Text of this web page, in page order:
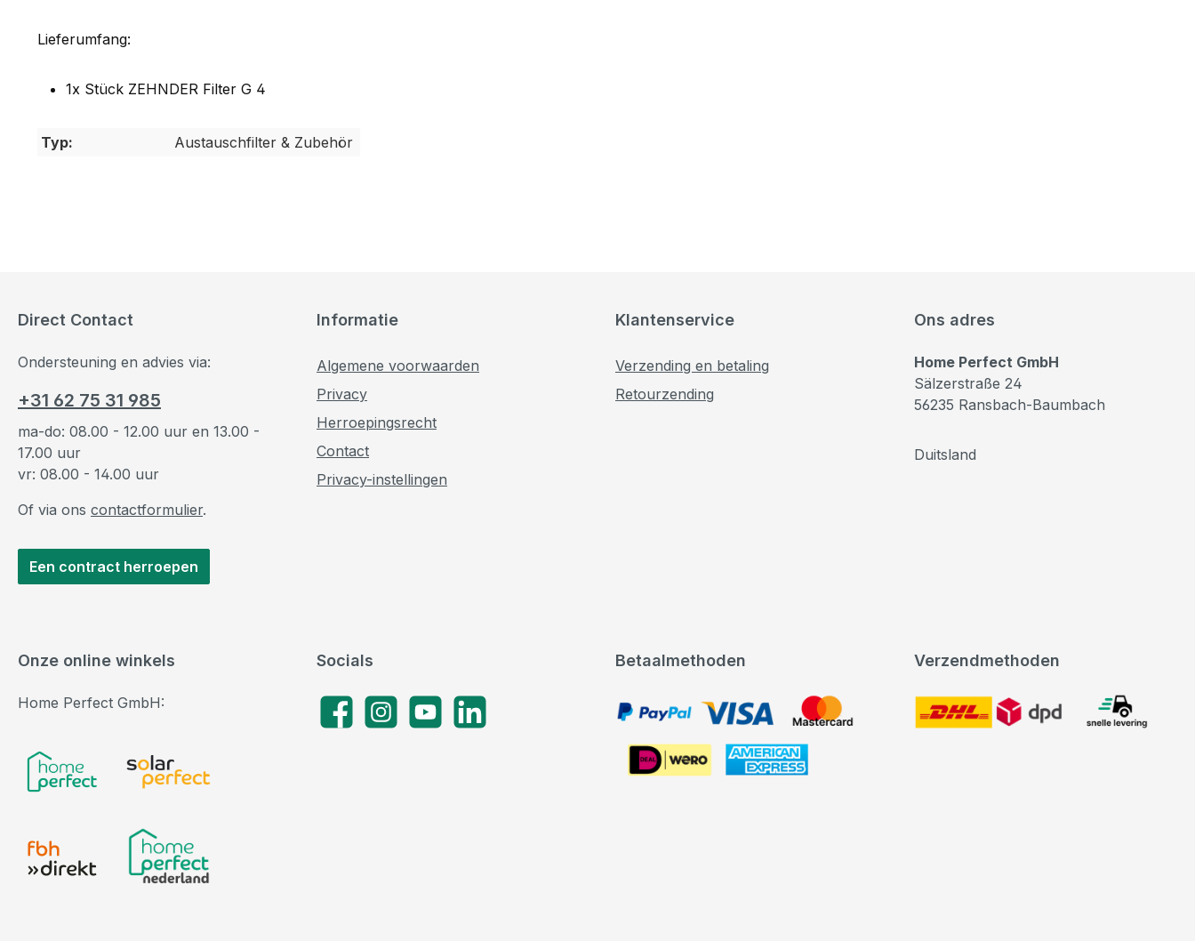
Lieferumfang:
1x Stück ZEHNDER Filter G 4
Typ: Austauschfilter & Zubehör
Direct Contact
Ondersteuning en advies via:
+31 62 75 31 985
ma-do: 08.00 - 12.00 uur en 13.00 -
17.00 uur
vr: 08.00 - 14.00 uur
Of via ons contactformulier.
Een contract herroepen
Informatie
Algemene voorwaarden
Privacy
Herroepingsrecht
Contact
Privacy-instellingen
Klantenservice
Verzending en betaling
Retourzending
Betaalmethoden
PayPal, VISA, Mastercard
Verzendmethoden
Ons adres
Home Perfect GmbH
Sälzerstraße 24
56235 Ransbach-Baumbach
Duitsland
Socials
FacebookInstagramYouTubeLinkedIn
Onze online winkels
Home Perfect GmbH: